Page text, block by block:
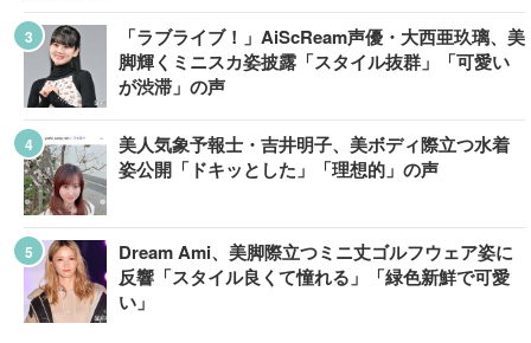
「ラブライブ！」AiScReam声優・大西亜玖璃、美
脚輝くミニスカ姿披露「スタイル抜群」「可愛い
が渋滞」の声
美人気象予報士・吉井明子、美ボディ際立つ水着
姿公開「ドキッとした」「理想的」の声
Dream Ami、美脚際立つミニ丈ゴルフウェア姿に
反響「スタイル良くて憧れる」「緑色新鮮で可愛
い」